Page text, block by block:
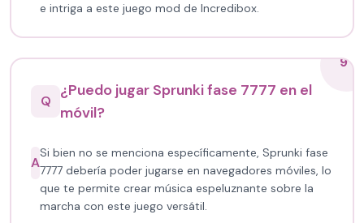
e intriga a este juego mod de Incredibox.
9
Q
¿Puedo jugar Sprunki fase 7777 en el
móvil?
A
Si bien no se menciona específicamente, Sprunki fase
7777 debería poder jugarse en navegadores móviles, lo
que te permite crear música espeluznante sobre la
marcha con este juego versátil.